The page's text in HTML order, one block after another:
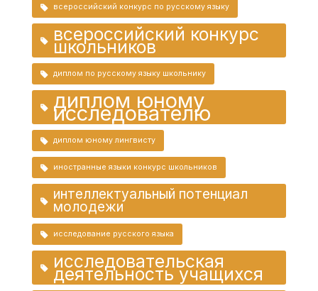
всероссийский конкурс по русскому языку
всероссийский конкурс
школьников
диплом по русскому языку школьнику
диплом юному
исследователю
диплом юному лингвисту
иностранные языки конкурс школьников
интеллектуальный потенциал
молодежи
исследование русского языка
исследовательская
деятельность учащихся